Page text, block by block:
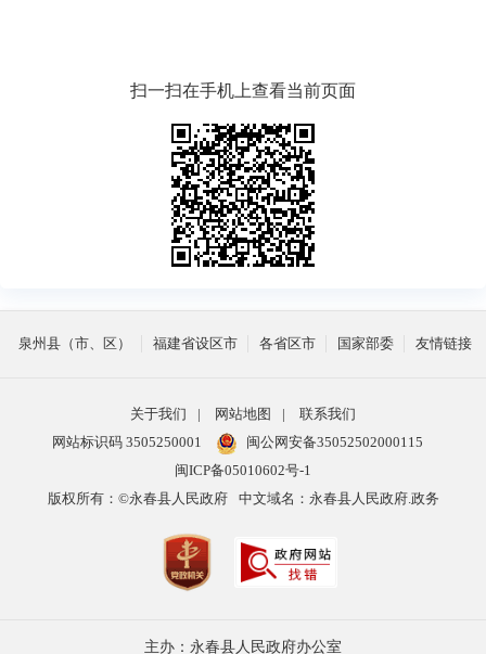
扫一扫在手机上查看当前页面
泉州县（市、区） 福建省设区市 各省区市 国家部委 友情链接
关于我们 | 网站地图 |
联系我们
网站标识码 3505250001
闽公网安备35052502000115
闽ICP备05010602号-1
版权所有：©永春县人民政府
中文域名：永春县人民政府.政务
主办：永春县人民政府办公室